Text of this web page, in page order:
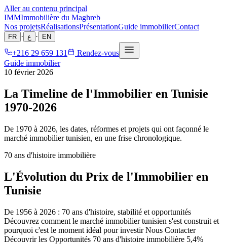
Aller au contenu principal
IMMImmobilière du Maghreb
Nos projetsRéalisationsPrésentationGuide immobilierContact
FR · ع · EN
+216 29 659 131
Rendez-vous
Guide immobilier
10 février 2026
La Timeline de l'Immobilier en Tunisie
1970-2026
De 1970 à 2026, les dates, réformes et projets qui ont façonné le
marché immobilier tunisien, en une frise chronologique.
70 ans d'histoire immobilière
L'Évolution du Prix de l'Immobilier en
Tunisie
De 1956 à 2026 : 70 ans d'histoire, stabilité et opportunités
Découvrez comment le marché immobilier tunisien s'est construit et
pourquoi c'est le moment idéal pour investir Nous Contacter
Découvrir les Opportunités 70 ans d'histoire immobilière 5,4%